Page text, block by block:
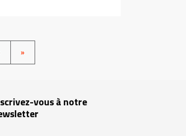
LAST
»
vous à notre